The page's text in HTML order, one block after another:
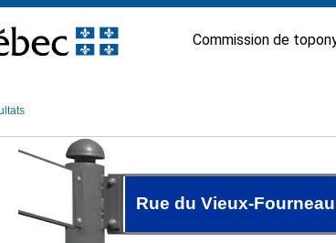
Commission de
Rue du Vieux-Fourneau